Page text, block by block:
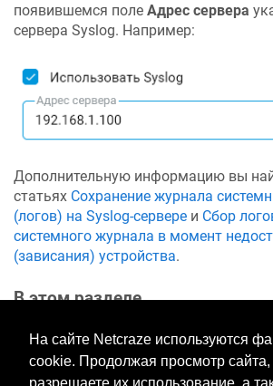
На сайте Netcraze используются
cookie. Продолжая просмотр
появившемся поле Адрес сервера
сервера Syslog. Например:
Дополнительную информацию вы
статьях Сохранение журнала
(логов) на Syslog-сервере и Сбор
системного журнала в момент
(зависания) устройства.
В этом разделе
Хотите оставить